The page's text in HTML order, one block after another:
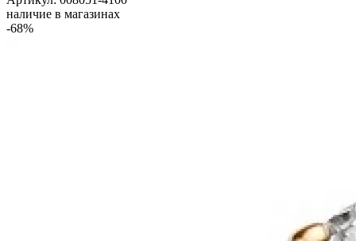
наличие в магазинах
-68%